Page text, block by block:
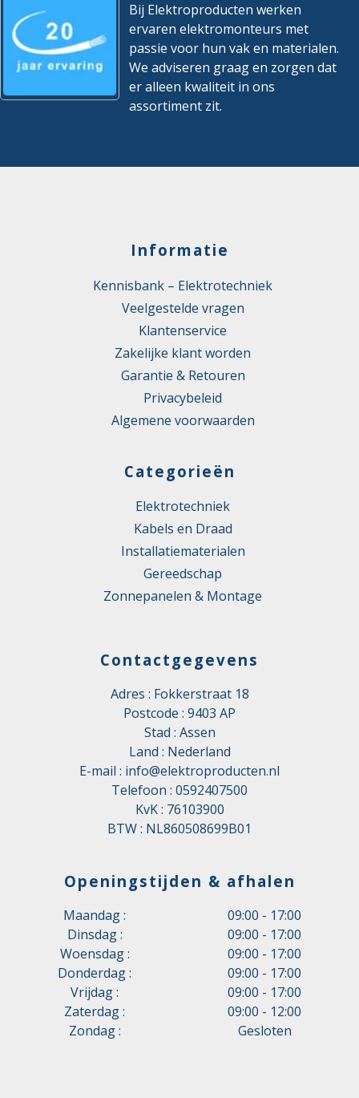
Bij Elektroproducten werken
ervaren elektromonteurs met
passie voor hun vak en materialen.
We adviseren graag en zorgen dat
er alleen kwaliteit in ons
assortiment zit.
Informatie
Kennisbank – Elektrotechniek
Veelgestelde vragen
Klantenservice
Zakelijke klant worden
Garantie & Retouren
Privacybeleid
Algemene voorwaarden
Categorieën
Elektrotechniek
Kabels en Draad
Installatiematerialen
Gereedschap
Zonnepanelen & Montage
Contactgegevens
Adres : Fokkerstraat 18
Postcode : 9403 AP
Stad : Assen
Land : Nederland
E-mail : info@elektroproducten.nl
Telefoon : 0592407500
KvK : 76103900
BTW : NL860508699B01
Openingstijden & afhalen
Maandag :
09:00 - 17:00
Dinsdag :
09:00 - 17:00
Woensdag :
09:00 - 17:00
Donderdag :
09:00 - 17:00
Vrijdag :
09:00 - 17:00
Zaterdag :
09:00 - 12:00
Zondag :
Gesloten